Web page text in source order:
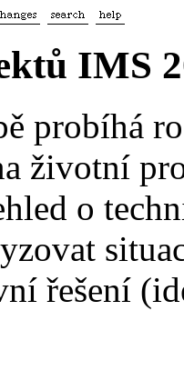
IMS
probíhá
životní
o
řešení